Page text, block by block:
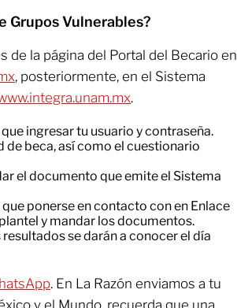
Grupos Vulnerables?
de la página del Portal del Becario en
, posteriormente, en el Sistema
.
ingresar tu usuario y contraseña.
de beca, así como el cuestionario
el documento que emite el Sistema
ponerse en contacto con en Enlace
y mandar los documentos.
se darán a conocer el día
. En La Razón enviamos a tu